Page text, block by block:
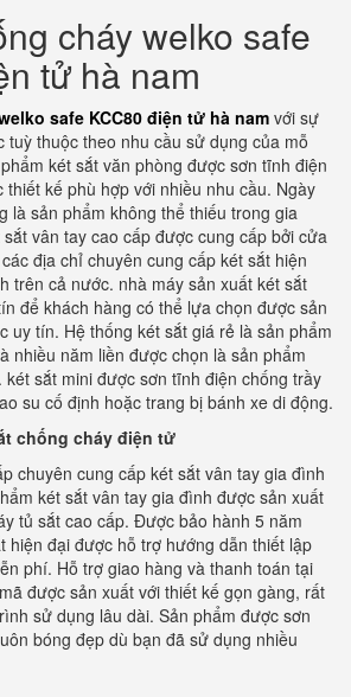
cháy welko safe
tử hà nam
safe KCC80 điện tử hà nam với sự
tuỳ thuộc theo nhu cầu sử dụng của mỗ
két sắt văn phòng được sơn tĩnh điện
kế phù hợp với nhiều nhu cầu. Ngày
là sản phẩm không thể thiếu trong gia
vân tay cao cấp được cung cấp bởi cửa
địa chỉ chuyên cung cấp két sắt hiện
trên cả nước. nhà máy sản xuất két sắt
để khách hàng có thể lựa chọn được sản
uy tín. Hệ thống két sắt giá rẻ là sản phẩm
nhiều năm liền được chọn là sản phẩm
sắt mini được sơn tĩnh điện chống trầy
su cố định hoặc trang bị bánh xe di động.
chống cháy điện tử
chuyên cung cấp két sắt vân tay gia đình
két sắt vân tay gia đình được sản xuất
tủ sắt cao cấp. Được bảo hành 5 năm
hiện đại được hỗ trợ hướng dẫn thiết lập
phí. Hỗ trợ giao hàng và thanh toán tại
được sản xuất với thiết kế gọn gàng, rất
sử dụng lâu dài. Sản phẩm được sơn
bóng đẹp dù bạn đã sử dụng nhiều